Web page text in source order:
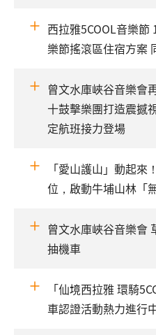
西拉雅5COOL音樂
樂節搖滾區住宿方案
曾文水庫峽谷音樂會
十鼓擊樂團打造震撼
定航班接力登場
「愛山護山」動起
位，啟動牛埔山林「
曾文水庫峽谷音樂會
抽機車
「仙境西拉雅 環騎
車認證活動熱力進行